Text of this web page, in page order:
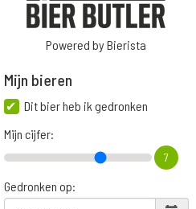
Powered by Bierista
Mijn bieren
Dit bier heb ik gedronken
Mijn cijfer:
7
Gedronken op: